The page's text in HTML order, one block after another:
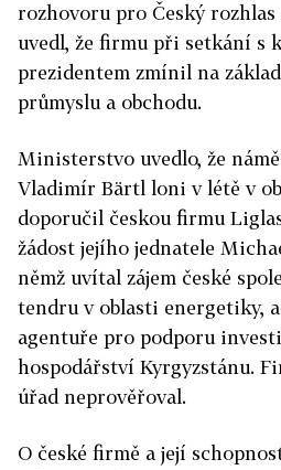
rozhovoru pro Český rozhlas
uvedl, že firmu při setkání s
prezidentem zmínil na
průmyslu a obchodu.
Ministerstvo uvedlo, že
Vladimír Bärtl loni v létě v
doporučil českou firmu
žádost jejího jednatele
němž uvítal zájem české
tendru v oblasti energetiky,
agentuře pro podporu
hospodářství Kyrgyzstánu.
úřad neprověřoval.
O české firmě a její